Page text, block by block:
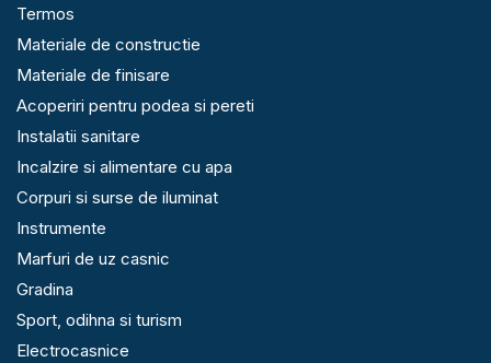
Termos
Materiale de constructie
Materiale de finisare
Acoperiri pentru podea si pereti
Instalatii sanitare
Incalzire si alimentare cu apa
Corpuri si surse de iluminat
Instrumente
Marfuri de uz casnic
Gradina
Sport, odihna si turism
Electrocasnice